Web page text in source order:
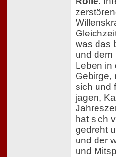
was das
und dem
Leben in
Gebirge,
sich und
jagen,
hat sich
gedreht
und der
und